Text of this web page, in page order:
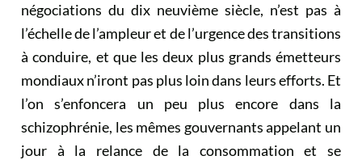
négociations du dix neuvième siècle, n’est pas à
l’échelle de l’ampleur et de l’urgence des transitions
à conduire, et que les deux plus grands émetteurs
mondiaux n’iront pas plus loin dans leurs efforts. Et
l’on s’enfoncera un peu plus encore dans la
schizophrénie, les mêmes gouvernants appelant un
jour à la relance de la consommation et se